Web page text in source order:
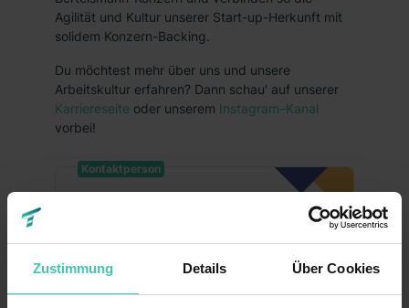
Zustimmung Details Über Cookies
Agilität und Kultur unserer Start-up-Herkunft mit
solidem Konzern-Backing.
Du möchtest mehr über uns und unsere
Arbeitskultur erfahren? Dann schau' auf unserer
Karriereseite oder unserem Instagram–Kanal
vorbei!
Kontaktperson
paetzold.susanne@territory....